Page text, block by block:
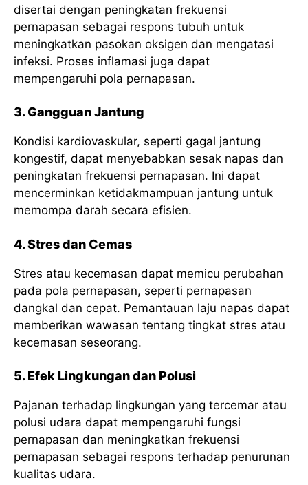
disertai dengan peningkatan frekuensi
pernapasan sebagai respons tubuh untuk
meningkatkan pasokan oksigen dan mengatasi
infeksi. Proses inflamasi juga dapat
mempengaruhi pola pernapasan.
3. Gangguan Jantung
Kondisi kardiovaskular, seperti gagal jantung
kongestif, dapat menyebabkan sesak napas dan
peningkatan frekuensi pernapasan. Ini dapat
mencerminkan ketidakmampuan jantung untuk
memompa darah secara efisien.
4. Stres dan Cemas
Stres atau kecemasan dapat memicu perubahan
pada pola pernapasan, seperti pernapasan
dangkal dan cepat. Pemantauan laju napas dapat
memberikan wawasan tentang tingkat stres atau
kecemasan seseorang.
5. Efek Lingkungan dan Polusi
Pajanan terhadap lingkungan yang tercemar atau
polusi udara dapat mempengaruhi fungsi
pernapasan dan meningkatkan frekuensi
pernapasan sebagai respons terhadap penurunan
kualitas udara.